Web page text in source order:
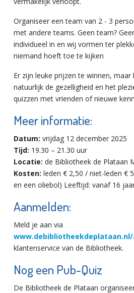
Organiseer een team van 2 - 3
met andere teams. Geen team?
individueel in en wij vormen ter
niemand hoeft toe te kijken
Er zijn leuke prijzen te winnen,
natuurlijk de gezelligheid en het
quizzen met vrienden of nieuwe
Meer informatie:
Datum: vrijdag 12 december 2025
Tijd: 19.30 – 21.30 uur
Locatie: de Bibliotheek de Plataan
Kosten: leden € 2,50 / niet-leden €
en een oliebol) Leeftijd: vanaf 16
Aanmelden:
Meld je aan via
klantenservice van de Bibliotheek.
Nog een Pub-Quiz
De Bibliotheek de Plataan